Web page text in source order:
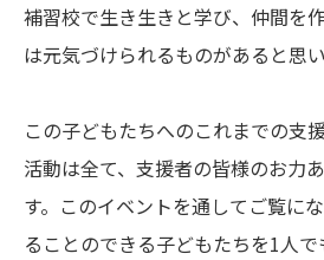
補習校で生き生きと学び、仲間を
は元気づけられるものがあると思い
この子どもたちへのこれまでの支
活動は全て、支援者の皆様のお力
す。このイベントを通してご覧に
ることのできる子どもたちを1人で